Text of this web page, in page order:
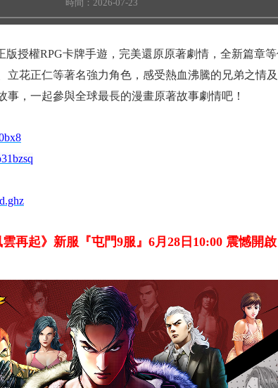
時間：2026-07-23
版授權RPG卡牌手遊，完美還原原著劇情，全新篇章
立花正仁等著名強力角色，感受熱血沸騰的兄弟之情
，一起參與全球最長的漫畫原著故事劇情吧！
雲再起》新服『屯門9服』6月28日10:00 震憾開啟